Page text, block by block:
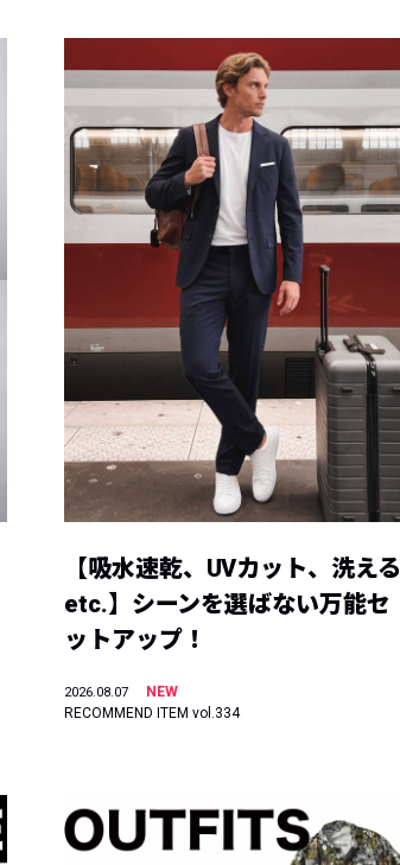
【吸水速乾、UVカット、洗える
etc.】シーンを選ばない万能セ
ットアップ！
2026.08.07
NEW
RECOMMEND ITEM vol.334